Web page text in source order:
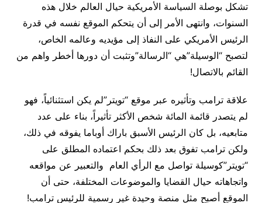
تشكل بوصلة السياسة الأمريكية حيال العالم خلال هذه
السنوات، وانتهى الأمر إلى أن يتحكم الموقع نفسه في قدرة
الرئيس الأمريكي على النفاذ إلى مؤيديه وعالمه الخاص،
لتصبح “الوسيلة”هي “الرسالة”وتثبت أن دورها أخطر واهم من
القائم بالاتصال!
علاقة ترامب وتأثيره عبر موقع “تويتر”لم يكن استثنائياً، فهو
لم يتصدر قائمة المائة شخص الأكثر تأثيراً، بناء على عدد
متابعيه، بل كان الرئيس الأسبق باراك أوباما يفوقه في ذلك،
ولكن ترامب تفوق بعد ذلك بحكم اعتماده المطلق على
“تويتر”كوسيلة تواصل مع الرأي العام والتعبير عن مواقعه
واتجاهاته حيال القضايا والموضوعات المختلفة، حتى أن
الموقع أصبح مثل منصة وحيدة غير رسمية للرئيس ترامب!